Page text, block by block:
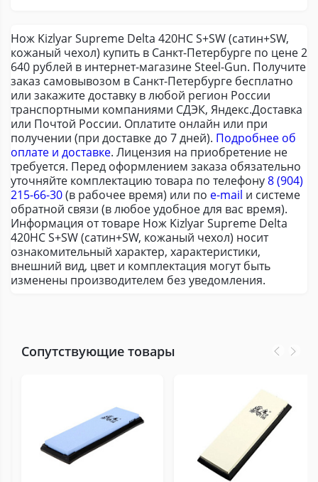
Нож Kizlyar Supreme Delta 420НС S+SW (сатин+SW,
кожаный чехол) купить в Санкт-Петербурге по цене 2
640 рублей в интернет-магазине Steel-Gun. Получите
заказ самовывозом в Санкт-Петербурге бесплатно
или закажите доставку в любой регион России
транспортными компаниями СДЭК, Яндекс.Доставка
или Почтой России. Оплатите онлайн или при
получении (при доставке до 7 дней). Подробнее об
оплате и доставке. Лицензия на приобретение не
требуется. Перед оформлением заказа обязательно
уточняйте комплектацию товара по телефону8 (904)
215-66-30(в рабочее время) или по e-mail и системе
обратной связи (в любое удобное для вас время).
Информация от товаре Нож Kizlyar Supreme Delta
420НС S+SW (сатин+SW, кожаный чехол) носит
ознакомительный характер, характеристики,
внешний вид, цвет и комплектация могут быть
изменены производителем без уведомления.
Сопутствующие товары